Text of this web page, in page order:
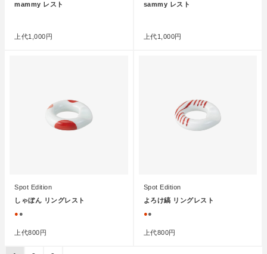
mammy レスト
上代1,000円
sammy レスト
上代1,000円
Spot Edition
しゃぼん リングレスト
● ●
上代800円
Spot Edition
よろけ縞 リングレスト
●●
上代800円